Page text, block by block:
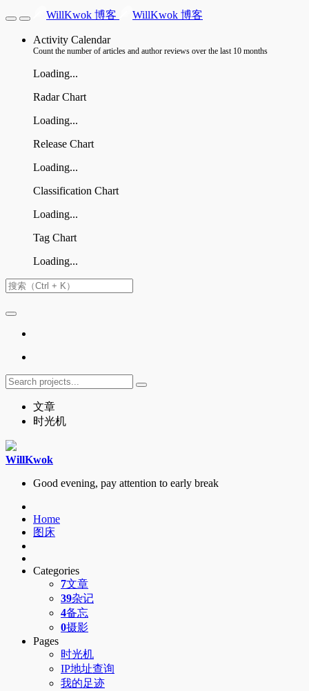
WillKwok 博客 WillKwok 博客
Activity Calendar
Count the number of articles and author reviews over the last 10 months
Loading...
Radar Chart
Loading...
Release Chart
Loading...
Classification Chart
Loading...
Tag Chart
Loading...
文章
时光机
WillKwok
Good evening, pay attention to early break
Home
图床
Categories
7文章
39杂记
4备忘
0摄影
Pages
时光机
IP地址查询
我的足迹